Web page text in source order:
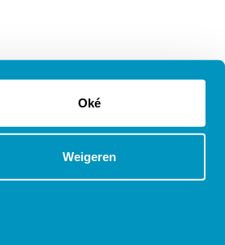
Oké
Weigeren